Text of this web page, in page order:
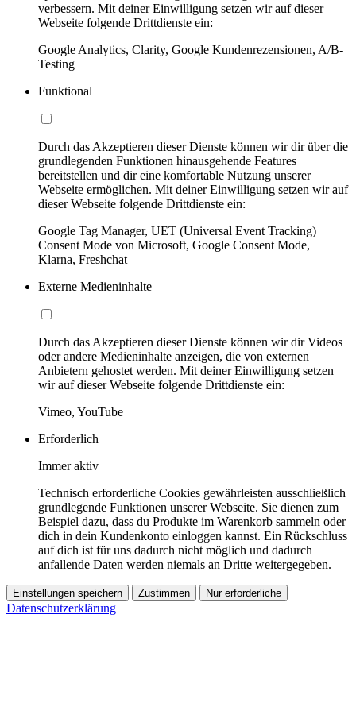
verbessern. Mit deiner Einwilligung setzen wir auf dieser
Webseite folgende Drittdienste ein:
Google Analytics, Clarity, Google Kundenrezensionen, A/B-
Testing
Funktional
Durch das Akzeptieren dieser Dienste können wir dir über die
grundlegenden Funktionen hinausgehende Features
bereitstellen und dir eine komfortable Nutzung unserer
Webseite ermöglichen. Mit deiner Einwilligung setzen wir auf
dieser Webseite folgende Drittdienste ein:
Google Tag Manager, UET (Universal Event Tracking)
Consent Mode von Microsoft, Google Consent Mode,
Klarna, Freshchat
Externe Medieninhalte
Durch das Akzeptieren dieser Dienste können wir dir Videos
oder andere Medieninhalte anzeigen, die von externen
Anbietern gehostet werden. Mit deiner Einwilligung setzen
wir auf dieser Webseite folgende Drittdienste ein:
Vimeo, YouTube
Erforderlich
Immer aktiv
Technisch erforderliche Cookies gewährleisten ausschließlich
grundlegende Funktionen unserer Webseite. Sie dienen zum
Beispiel dazu, dass du Produkte im Warenkorb sammeln oder
dich in dein Kundenkonto einloggen kannst. Ein Rückschluss
auf dich ist für uns dadurch nicht möglich und dadurch
anfallende Daten werden niemals an Dritte weitergegeben.
Einstellungen speichern Zustimmen Nur erforderliche
Datenschutzerklärung